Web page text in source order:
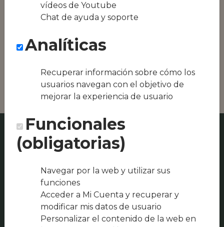
Conseguimos la
oferta local de tu
ser Café & Bar
Macondo o Malcriao
Mérida
vídeos de Youtube
Chat de ayuda y soporte
Analíticas
Recuperar información sobre cómo los
usuarios navegan con el objetivo de
mejorar la experiencia de usuario
Funcionales
(obligatorias)
Navegar por la web y utilizar sus
funciones
Acceder a Mi Cuenta y recuperar y
modificar mis datos de usuario
Personalizar el contenido de la web en